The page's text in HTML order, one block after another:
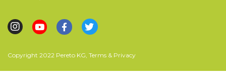
Copyright 2022 Pereto KG, Terms & Privacy